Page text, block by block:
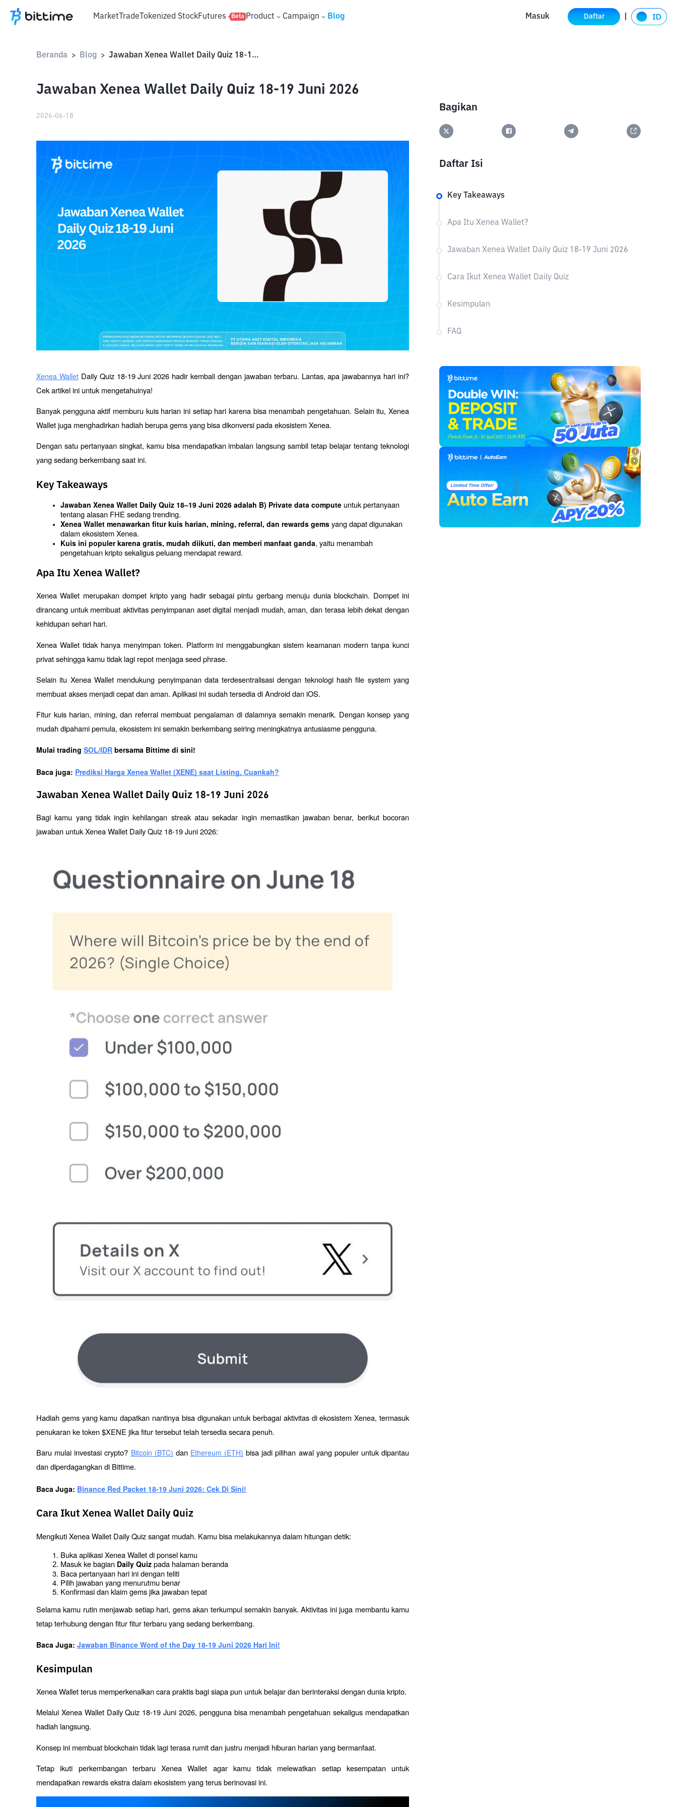
MarketTradeTokenized StockFutures Beta Product Campaign Blog Masuk Daftar
Beranda > Blog > Jawaban Xenea Wallet Daily Quiz 18-19 Juni 2026
Jawaban Xenea Wallet Daily Quiz 18-19 Juni 2026
2026-06-18
Xenea Wallet Daily Quiz 18-19 Juni 2026 hadir kembali dengan jawaban terbaru. Lantas, apa jawabannya hari ini?
Cek artikel ini untuk mengetahuinya!
Banyak pengguna aktif memburu kuis harian ini setiap hari karena bisa menambah pengetahuan. Selain itu, Xenea
Wallet juga menghadirkan hadiah berupa gems yang bisa dikonversi pada ekosistem Xenea.
Dengan satu pertanyaan singkat, kamu bisa mendapatkan imbalan langsung sambil tetap belajar tentang teknologi
yang sedang berkembang saat ini.
Key Takeaways
Jawaban Xenea Wallet Daily Quiz 18–19 Juni 2026 adalah B) Private data compute untuk pertanyaan
tentang alasan FHE sedang trending.
Xenea Wallet menawarkan fitur kuis harian, mining, referral, dan rewards gems yang dapat digunakan
dalam ekosistem Xenea.
Kuis ini populer karena gratis, mudah diikuti, dan memberi manfaat ganda, yaitu menambah
pengetahuan kripto sekaligus peluang mendapat reward.
Apa Itu Xenea Wallet?
Xenea Wallet merupakan dompet kripto yang hadir sebagai pintu gerbang menuju dunia blockchain. Dompet ini
dirancang untuk membuat aktivitas penyimpanan aset digital menjadi mudah, aman, dan terasa lebih dekat dengan
kehidupan sehari hari.
Xenea Wallet tidak hanya menyimpan token. Platform ini menggabungkan sistem keamanan modern tanpa kunci
privat sehingga kamu tidak lagi repot menjaga seed phrase.
Selain itu Xenea Wallet mendukung penyimpanan data terdesentralisasi dengan teknologi hash file system yang
membuat akses menjadi cepat dan aman. Aplikasi ini sudah tersedia di Android dan iOS.
Fitur kuis harian, mining, dan referral membuat pengalaman di dalamnya semakin menarik. Dengan konsep yang
mudah dipahami pemula, ekosistem ini semakin berkembang seiring meningkatnya antusiasme pengguna.
Mulai trading SOL/IDR bersama Bittime di sini!
Baca juga: Prediksi Harga Xenea Wallet (XENE) saat Listing, Cuankah?
Jawaban Xenea Wallet Daily Quiz 18-19 Juni 2026
Bagi kamu yang tidak ingin kehilangan streak atau sekadar ingin memastikan jawaban benar, berikut bocoran
jawaban untuk Xenea Wallet Daily Quiz 18-19 Juni 2026:
Hadiah gems yang kamu dapatkan nantinya bisa digunakan untuk berbagai aktivitas di ekosistem Xenea, termasuk
penukaran ke token $XENE jika fitur tersebut telah tersedia secara penuh.
Baru mulai investasi crypto? Bitcoin (BTC) dan Ethereum (ETH) bisa jadi pilihan awal yang populer untuk dipantau
dan diperdagangkan di Bittime.
Baca Juga: Binance Red Packet 18-19 Juni 2026: Cek Di Sini!
Cara Ikut Xenea Wallet Daily Quiz
Mengikuti Xenea Wallet Daily Quiz sangat mudah. Kamu bisa melakukannya dalam hitungan detik:
Buka aplikasi Xenea Wallet di ponsel kamu
Masuk ke bagian Daily Quiz pada halaman beranda
Baca pertanyaan hari ini dengan teliti
Pilih jawaban yang menurutmu benar
Konfirmasi dan klaim gems jika jawaban tepat
Selama kamu rutin menjawab setiap hari, gems akan terkumpul semakin banyak. Aktivitas ini juga membantu kamu
tetap terhubung dengan fitur fitur terbaru yang sedang berkembang.
Baca Juga: Jawaban Binance Word of the Day 18-19 Juni 2026 Hari Ini!
Kesimpulan
Xenea Wallet terus memperkenalkan cara praktis bagi siapa pun untuk belajar dan berinteraksi dengan dunia kripto.
Melalui Xenea Wallet Daily Quiz 18-19 Juni 2026, pengguna bisa menambah pengetahuan sekaligus mendapatkan
hadiah langsung.
Konsep ini membuat blockchain tidak lagi terasa rumit dan justru menjadi hiburan harian yang bermanfaat.
Tetap ikuti perkembangan terbaru Xenea Wallet agar kamu tidak melewatkan setiap kesempatan untuk
mendapatkan rewards ekstra dalam ekosistem yang terus berinovasi ini.
Bagikan
Daftar Isi
Key Takeaways
Apa Itu Xenea Wallet?
Jawaban Xenea Wallet Daily Quiz 18-19 Juni 2026
Cara Ikut Xenea Wallet Daily Quiz
Kesimpulan
FAQ